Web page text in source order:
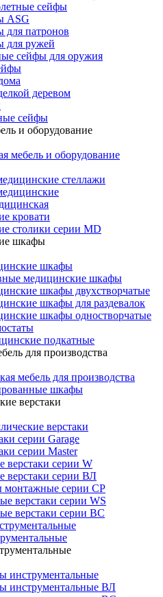
сейфы
ASG
для патронов
для ружей
сейфы для оружия
деревом
сейфы
и оборудование
мебель и оборудование
стеллажи
кровати
столики серии MD
шкафы
шкафы
медицинские шкафы
шкафы двухстворчатые
шкафы для раздевалок
шкафы одностворчатые
подкатные
для производства
мебель для производства
шкафы
верстаки
верстаки
серии Garage
серии Master
верстаки серии W
верстаки серии ВЛ
монтажные серии СР
верстаки серии WS
верстаки серии ВС
инструментальные
инструментальные ВЛ